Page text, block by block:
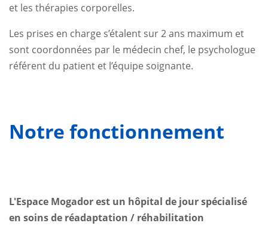
et les thérapies corporelles.
Les prises en charge s’étalent sur 2 ans maximum et
sont coordonnées par le médecin chef, le psychologue
référent du patient et l’équipe soignante.
Notre fonctionnement
L'Espace Mogador est un hôpital de jour spécialisé
en soins de réadaptation / réhabilitation